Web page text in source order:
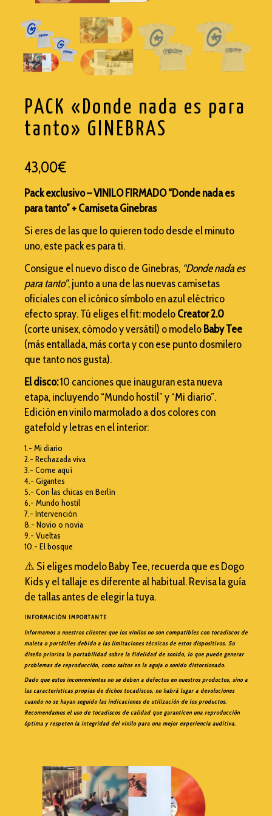
TRASHI
WISEMEN PROJECT
PACK «Donde nada es para
tanto» GINEBRAS
43,00€
Pack exclusivo – VINILO FIRMADO “Donde nada es
para tanto” + Camiseta Ginebras
Si eres de las que lo quieren todo desde el minuto
uno, este pack es para ti.
Consigue el nuevo disco de Ginebras, “Donde nada es
para tanto”, junto a una de las nuevas camisetas
oficiales con el icónico símbolo en azul eléctrico
efecto spray. Tú eliges el fit: modeloCreator 2.0
(corte unisex, cómodo y versátil) o modeloBaby Tee
(más entallada, más corta y con ese punto dosmilero
que tanto nos gusta).
El disco:10 canciones que inauguran esta nueva
etapa, incluyendo “Mundo hostil” y “Mi diario”.
Edición en vinilo marmolado a dos colores con
gatefold y letras en el interior:
1.- ​​Mi diario
2.- Rechazada viva
3.- Come aquí
4.- Gigantes
5.- Con las chicas en Berlín
6.- Mundo hostil
7.- Intervención
8.- Novio o novia
9.- Vueltas
10.- El bosque
⚠️ Si eliges modelo Baby Tee, recuerda que es Dogo
Kids y el tallaje es diferente al habitual. Revisa la guía
de tallas antes de elegir la tuya.
INFORMACIÓN IMPORTANTE
Informamos a nuestros clientes que los vinilos no son compatibles con tocadiscos de
maleta o portátiles debido a las limitaciones técnicas de estos dispositivos. Su
diseño prioriza la portabilidad sobre la fidelidad de sonido, lo que puede generar
problemas de reproducción, como saltos en la aguja o sonido distorsionado.
Dado que estos inconvenientes no se deben a defectos en nuestros productos, sino a
las características propias de dichos tocadiscos, no habrá lugar a devoluciones
cuando no se hayan seguido las indicaciones de utilización de los productos.
Recomendamos el uso de tocadiscos de calidad que garanticen una reproducción
óptima y respeten la integridad del vinilo para una mejor experiencia auditiva.